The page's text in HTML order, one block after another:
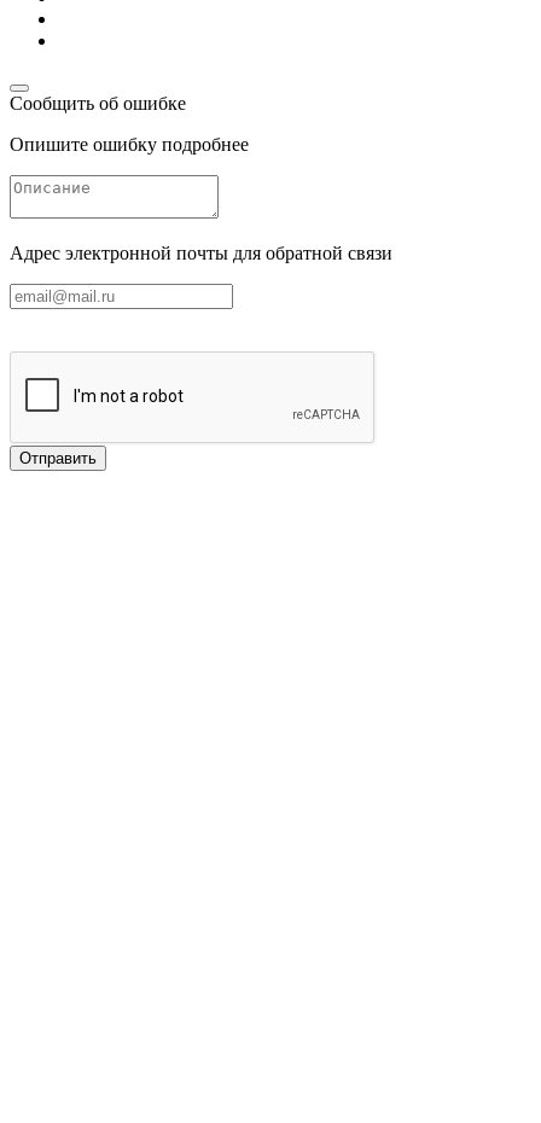
Сообщить об ошибке
Опишите ошибку подробнее
Адрес электронной почты для обратной связи